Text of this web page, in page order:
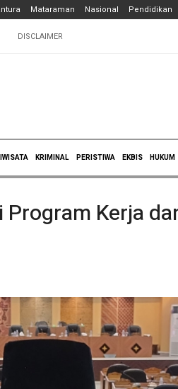
Mataraman Nasional Pendidikan
DISCLAIMER
KRIMINAL PERISTIWA EKBIS HUKUM
Kerja